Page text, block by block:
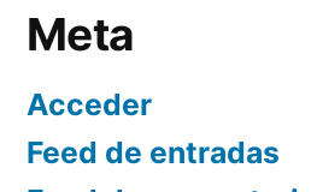
Meta
Acceder
Feed de entradas